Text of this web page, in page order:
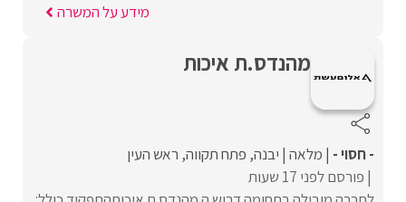
מידע על המשרה
מהנדס.ת איכות
- חסוי - מלאה יבנה פתח תקווה ראש העין
פורסם לפני 17 שעות